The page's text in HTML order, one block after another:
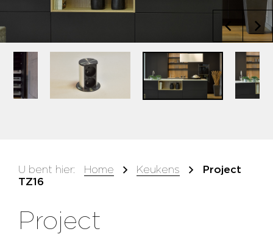
U bent hier: Home Keukens
Project
TZ16
Project